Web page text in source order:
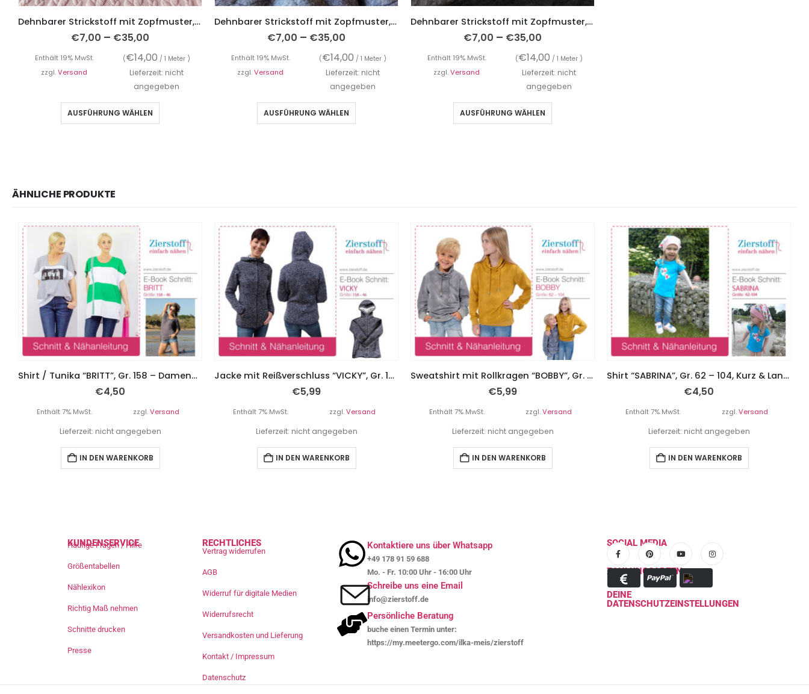
Dehnbarer Strickstoff mit Zopfmuster, Rosa
€7,00 – €35,00
Enthält 19% MwSt. (€14,00 / 1 Meter )
zzgl.Versand
Lieferzeit: nicht
angegeben
AUSFÜHRUNG WÄHLEN
Dehnbarer Strickstoff mit Zopfmuster, Blau
€7,00 – €35,00
Enthält 19% MwSt. (€14,00 / 1 Meter )
zzgl.Versand
Lieferzeit: nicht
angegeben
AUSFÜHRUNG WÄHLEN
Dehnbarer Strickstoff mit Zopfmuster, Grau
€7,00 – €35,00
Enthält 19% MwSt. (€14,00 / 1 Meter )
zzgl.Versand
Lieferzeit: nicht
angegeben
AUSFÜHRUNG WÄHLEN
ÄHNLICHE PRODUKTE
Shirt / Tunika “BRITT”, Gr. 158 – Damengr. 46
€4,50
Enthält 7% MwSt. zzgl.Versand
Lieferzeit: nicht angegeben
IN DEN WARENKORB
Jacke mit Reißverschluss “VICKY”, Gr. 158 – Damengr. 46
€5,99
Enthält 7% MwSt. zzgl.Versand
Lieferzeit: nicht angegeben
IN DEN WARENKORB
Sweatshirt mit Rollkragen “BOBBY”, Gr. 62 – 104 – mit oder ohne Ösen
€5,99
Enthält 7% MwSt. zzgl.Versand
Lieferzeit: nicht angegeben
IN DEN WARENKORB
Shirt “SABRINA”, Gr. 62 – 104, Kurz & Langarm
€4,50
Enthält 7% MwSt. zzgl.Versand
Lieferzeit: nicht angegeben
IN DEN WARENKORB
KUNDENSERVICE
Häufige Fragen / Hilfe
Größentabellen
Nählexikon
Richtig Maß nehmen
Schnitte drucken
Presse
RECHTLICHES
Vertrag widerrufen
AGB
Widerruf für digitale Medien
Widerrufsrecht
Versandkosten und Lieferung
Kontakt / Impressum
Datenschutz
Kontaktiere uns über Whatsapp
+49 178 91 59 688
Mo. - Fr. 10:00 Uhr - 16:00 Uhr
Schreibe uns eine Email
info@zierstoff.de
Persönliche Beratung
buche einen Termin unter:
https://my.meetergo.com/ilka-meis/zierstoff
SOCIAL MEDIA
ZAHLUNGSARTEN
DEINE
DATENSCHUTZEINSTELLUNGEN